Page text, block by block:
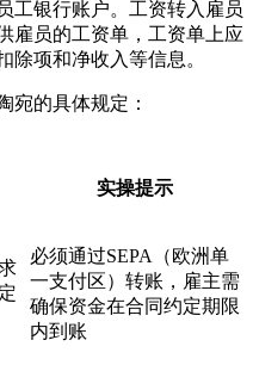
工银行账户。工资转入雇员
雇员的工资单，工资单上应
除项和净收入等信息。
宛的具体规定：
实操提示
必须通过SEPA（欧洲单
一支付区）转账，雇主需
确保资金在合同约定期限
内到账